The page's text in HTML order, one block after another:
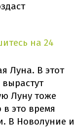
на 24
Луна. В этот
Луну тоже
это время
В Новолуние и